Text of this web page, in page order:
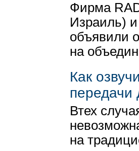
Фирма
Израиль)
объявили
на
Как
передачи
Втех
на